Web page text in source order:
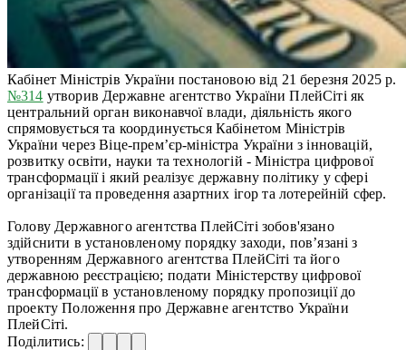
Кабінет Міністрів України постановою від 21 березня 2025 р.
№314 утворив Державне агентство України ПлейСіті як
центральний орган виконавчої влади, діяльність якого
спрямовується та координується Кабінетом Міністрів
України через Віце-прем’єр-міністра України з інновацій,
розвитку освіти, науки та технологій - Міністра цифрової
трансформації і який реалізує державну політику у сфері
організації та проведення азартних ігор та лотерейній сфер.
Голову Державного агентства ПлейСіті зобов'язано
здійснити в установленому порядку заходи, пов’язані з
утворенням Державного агентства ПлейСіті та його
державною реєстрацією; подати Міністерству цифрової
трансформації в установленому порядку пропозиції до
проекту Положення про Державне агентство України
ПлейСіті.
Поділитись: